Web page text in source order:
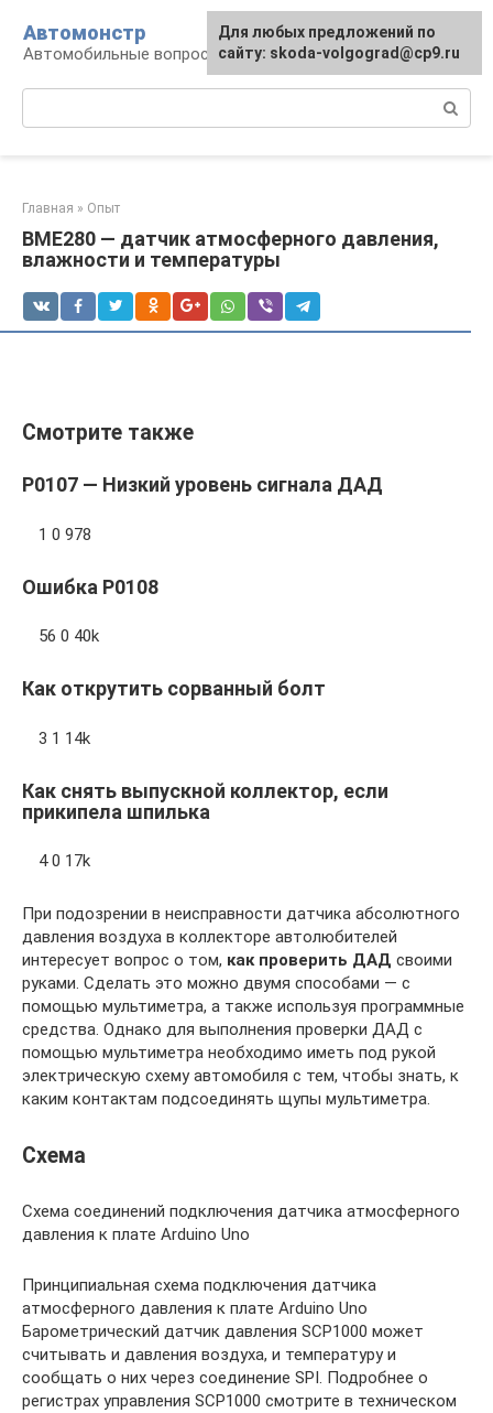
контенту
Автомонстр
Автомобильные вопросы и ответы
Главная » Опыт
BME280 — датчик атмосферного давления,
влажности и температуры
Смотрите также
P0107 — Низкий уровень сигнала ДАД
1 0 978
Ошибка P0108
56 0 40k
Как открутить сорванный болт
3 1 14k
Как снять выпускной коллектор, если
прикипела шпилька
4 0 17k
При подозрении в неисправности датчика абсолютного
давления воздуха в коллекторе автолюбителей
интересует вопрос о том, как проверить ДАД своими
руками. Сделать это можно двумя способами — с
помощью мультиметра, а также используя программные
средства. Однако для выполнения проверки ДАД с
помощью мультиметра необходимо иметь под рукой
электрическую схему автомобиля с тем, чтобы знать, к
каким контактам подсоединять щупы мультиметра.
Схема
Схема соединений подключения датчика атмосферного
давления к плате Arduino Uno
Принципиальная схема подключения датчика
атмосферного давления к плате Arduino Uno
Барометрический датчик давления SCP1000 может
считывать и давления воздуха, и температуру и
сообщать о них через соединение SPI. Подробнее о
регистрах управления SCP1000 смотрите в техническом
Для любых предложений по
сайту: skoda-volgograd@cp9.ru